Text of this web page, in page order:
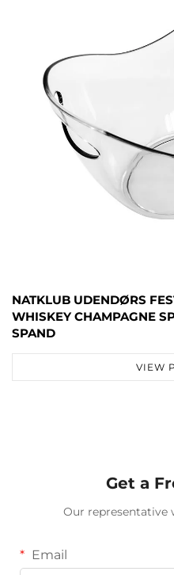
NATKLUB UDENDØRS
WHISKEY CHAMPAGNE
SPAND
VIEW
Get a
Our representative
Email